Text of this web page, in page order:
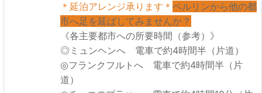
＊延泊アレンジ承ります＊ ベルリンから他の都
市へ足を延ばしてみませんか？
《各主要都市への所要時間（参考）》
◎ミュンヘンへ 電車で約4時間半（片道）
◎フランクフルトへ 電車で約4時間半（片
道）